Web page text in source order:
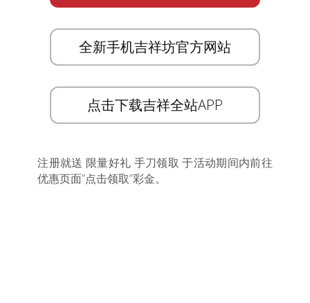
全新手机吉祥坊官方网站
点击下载吉祥全站APP
注册就送 限量好礼 手刀领取 于活动期间内前往
优惠页面”点击领取”彩金。